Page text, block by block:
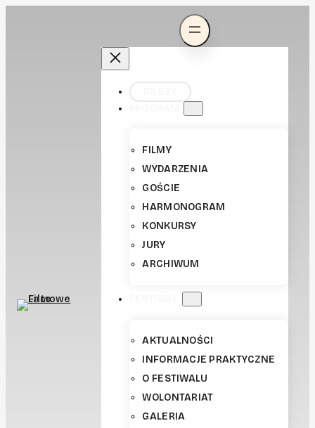
FILMY
WYDARZENIA
GOŚCIE
HARMONOGRAM
KONKURSY
JURY
ARCHIWUM
AKTUALNOŚCI
INFORMACJE PRAKTYCZNE
O FESTIWALU
WOLONTARIAT
GALERIA